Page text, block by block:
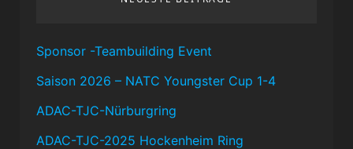
Sponsor -Teambuilding Event
Saison 2026 – NATC Youngster Cup 1-4
ADAC-TJC-Nürburgring
ADAC-TJC-2025 Hockenheim Ring